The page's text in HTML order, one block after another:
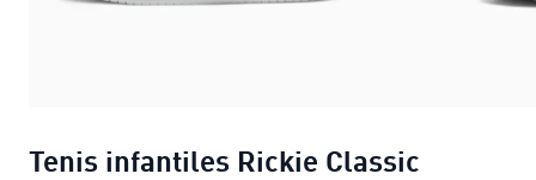
Tenis infantiles Rickie Classic